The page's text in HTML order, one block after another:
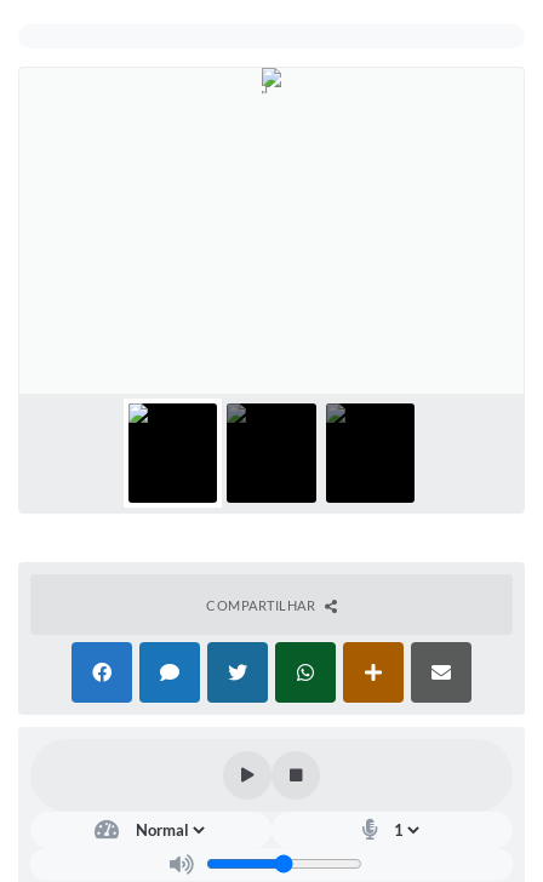
Lei de acesso à informação
Portal da Educação
Sistema Colab
COMPARTILHAR